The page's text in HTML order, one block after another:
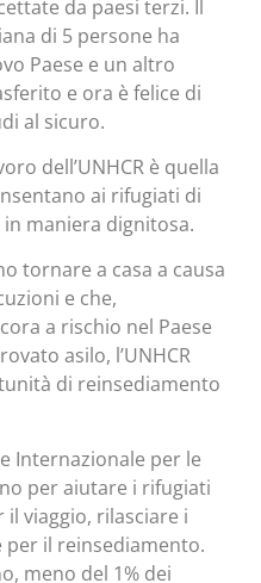
da paesi terzi. Il
di 5 persone ha
Paese e un altro
e ora è felice di
al sicuro.
dell’UNHCR è quella
ai rifugiati di
maniera dignitosa.
tornare a casa a causa
e che,
a rischio nel Paese
asilo, l’UNHCR
di reinsediamento
Internazionale per le
per aiutare i rifugiati
viaggio, rilasciare i
il reinsediamento.
meno del 1% dei